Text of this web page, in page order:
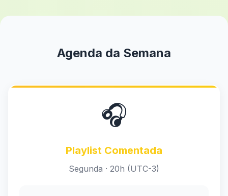
Agenda da Semana
🎧
Playlist Comentada
Segunda · 20h (UTC-3)